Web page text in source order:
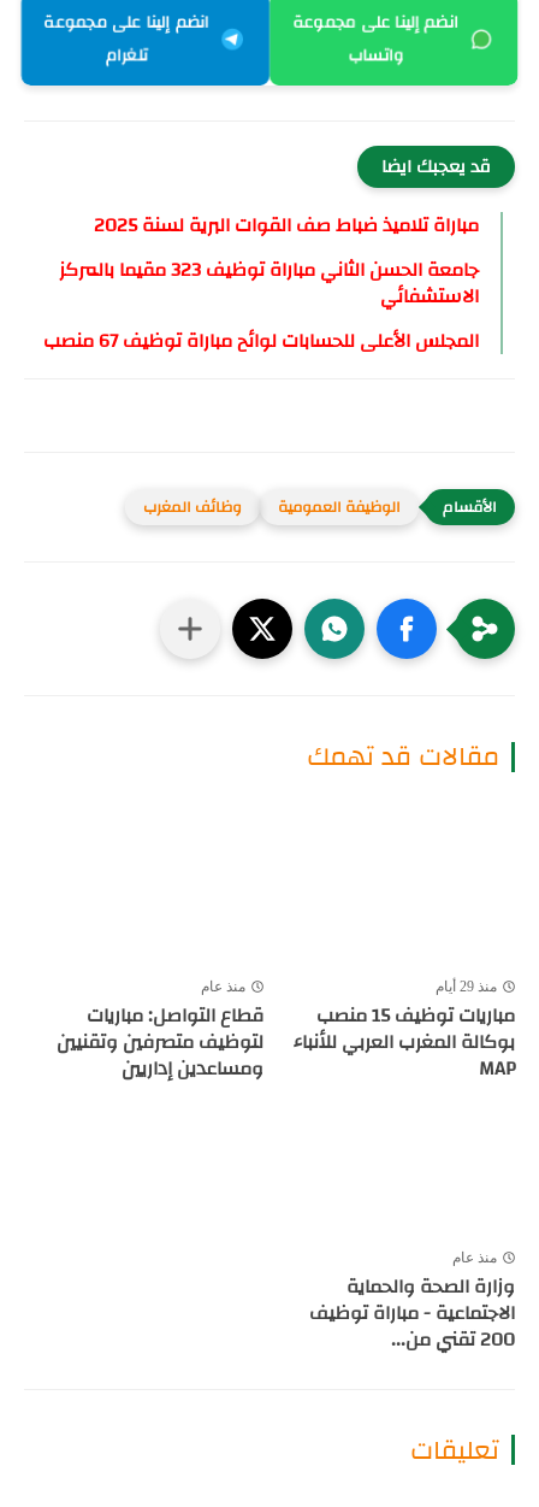
انضم إلينا على مجموعة
واتساب
انضم إلينا على مجموعة
تلغرام
قد يعجبك ايضا
مباراة تلاميذ ضباط صف القوات البرية لسنة 2025
جامعة الحسن الثاني مباراة توظيف 323 مقيما بالمركز
الاستشفائي
المجلس الأعلى للحسابات لوائح مباراة توظيف 67 منصب
الوظيفة العمومية وظائف المغرب
مقالات قد تهمك
منذ 29 أيام
مباريات توظيف 15 منصب
بوكالة المغرب العربي للأنباء
MAP
منذ عام
قطاع التواصل: مباريات
لتوظيف متصرفين وتقنيين
ومساعدين إداريين
منذ عام
وزارة الصحة والحماية
الاجتماعية - مباراة توظيف
200 تقني من...
تعليقات